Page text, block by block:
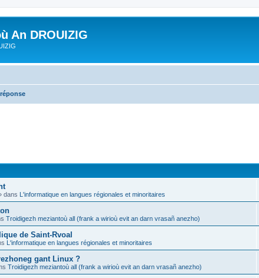
An DROUIZIG
dans L'informatique en langues régionales et minoritaires
Troidigezh meziantoù all (frank a wirioù evit an darn vrasañ anezho)
de Saint-Rvoal
L'informatique en langues régionales et minoritaires
gant Linux ?
Troidigezh meziantoù all (frank a wirioù evit an darn vrasañ anezho)